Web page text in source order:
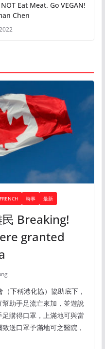
Eat Meat. Go VEGAN!
Chen
時事 最新
Breaking!
granted
下稱港化協）協助底下，
助手足流亡來加，並遊說
購得口罩，上滿地可與當
送口罩予滿地可之醫院，